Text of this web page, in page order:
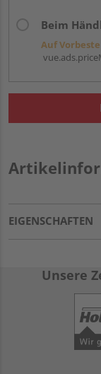
Beim
Auf
EIGENSCHAFTEN
Unsere